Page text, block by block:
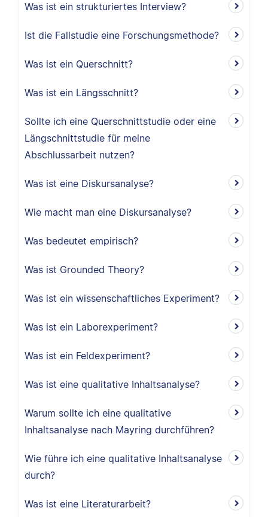
Was ist ein strukturiertes Interview?
Ist die Fallstudie eine Forschungsmethode?
Was ist ein Querschnitt?
Was ist ein Längsschnitt?
Sollte ich eine Querschnittstudie oder eine
Längschnittstudie für meine
Abschlussarbeit nutzen?
Was ist eine Diskursanalyse?
Wie macht man eine Diskursanalyse?
Was bedeutet empirisch?
Was ist Grounded Theory?
Was ist ein wissenschaftliches Experiment?
Was ist ein Laborexperiment?
Was ist ein Feldexperiment?
Was ist eine qualitative Inhaltsanalyse?
Warum sollte ich eine qualitative
Inhaltsanalyse nach Mayring durchführen?
Wie führe ich eine qualitative Inhaltsanalyse
durch?
Was ist eine Literaturarbeit?